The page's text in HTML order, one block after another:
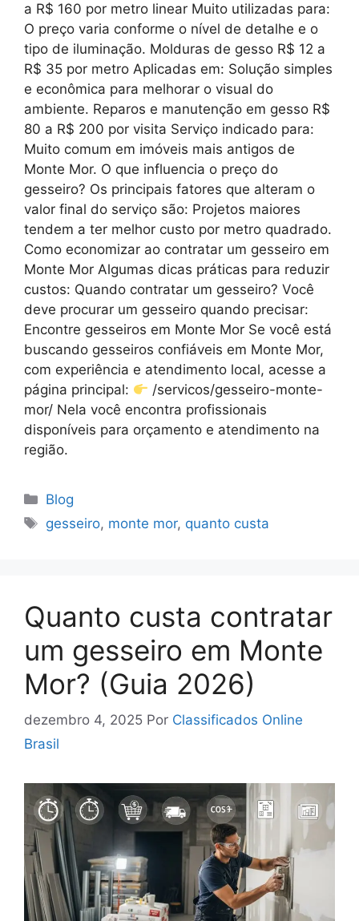
a R$ 160 por metro linear Muito utilizadas para:
O preço varia conforme o nível de detalhe e o
tipo de iluminação. Molduras de gesso R$ 12 a
R$ 35 por metro Aplicadas em: Solução simples
e econômica para melhorar o visual do
ambiente. Reparos e manutenção em gesso R$
80 a R$ 200 por visita Serviço indicado para:
Muito comum em imóveis mais antigos de
Monte Mor. O que influencia o preço do
gesseiro? Os principais fatores que alteram o
valor final do serviço são: Projetos maiores
tendem a ter melhor custo por metro quadrado.
Como economizar ao contratar um gesseiro em
Monte Mor Algumas dicas práticas para reduzir
custos: Quando contratar um gesseiro? Você
deve procurar um gesseiro quando precisar:
Encontre gesseiros em Monte Mor Se você está
buscando gesseiros confiáveis em Monte Mor,
com experiência e atendimento local, acesse a
página principal:
/servicos/gesseiro-monte-
mor/ Nela você encontra profissionais
disponíveis para orçamento e atendimento na
região.
Blog
gesseiro, monte mor, quanto custa
Quanto custa contratar
um gesseiro em Monte
Mor? (Guia 2026)
dezembro 4, 2025 Por Classificados Online
Brasil